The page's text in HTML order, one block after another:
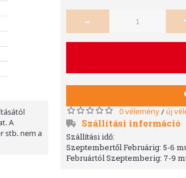
A
stb. nem a
-
0 vélemény/ új
Szállítási információ
Szállítási idő:
Szeptembertől Februárig: 5-6
Februártól Szeptemberig: 7-9